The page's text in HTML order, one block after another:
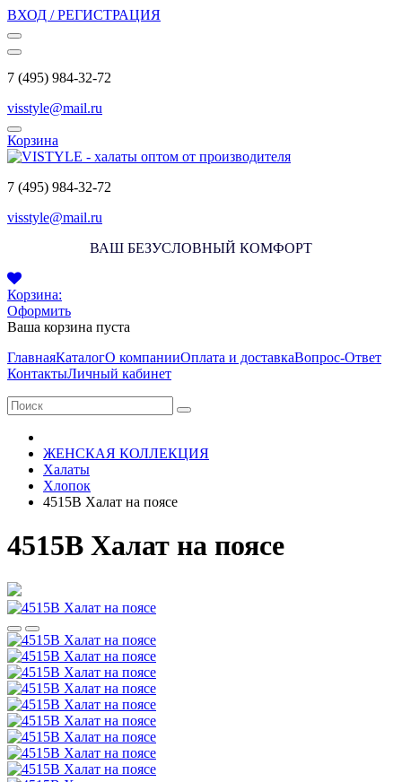
ВХОД / РЕГИСТРАЦИЯ
7 (495) 984-32-72
visstyle@mail.ru
Корзина
7 (495) 984-32-72
visstyle@mail.ru
ВАШ БЕЗУСЛОВНЫЙ КОМФОРТ
Корзина:
Оформить
Ваша корзина пуста
ГлавнаяКаталогО компанииОплата и доставкаВопрос-Ответ
КонтактыЛичный кабинет
ЖЕНСКАЯ КОЛЛЕКЦИЯ
Халаты
Хлопок
4515В Халат на поясе
4515В Халат на поясе